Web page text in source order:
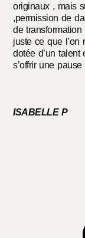
originaux , mais
,permission de
de
juste ce que l’on
dotée d’un
s’offrir une
ISABELLE P